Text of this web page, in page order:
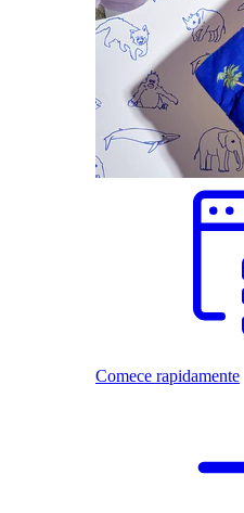
Comece rapidamente